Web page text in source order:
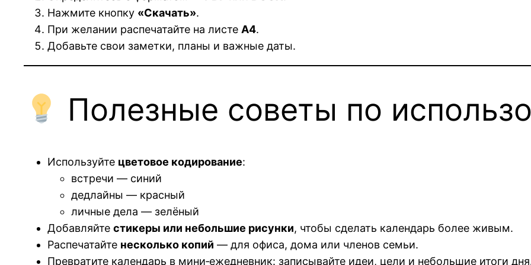
Нажмите кнопку «Скачать».
При желании распечатайте на листе A4.
Добавьте свои заметки, планы и важные даты.
Полезные советы по
Используйте цветовое кодирование:
встречи — синий
дедлайны — красный
личные дела — зелёный
Добавляйте стикеры или небольшие рисунки, чтобы сделать календарь более живым.
Распечатайте несколько копий — для офиса, дома или членов семьи.
Превратите календарь в мини‑ежедневник: записывайте идеи, цели и небольшие итоги